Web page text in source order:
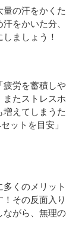
量の汗をかくた
をかいた分、
ましょう！
疲労を蓄積しや
またストレスホ
増えてしまうた
ットを目安」
くのメリット
その反面入り
ながら、無理の